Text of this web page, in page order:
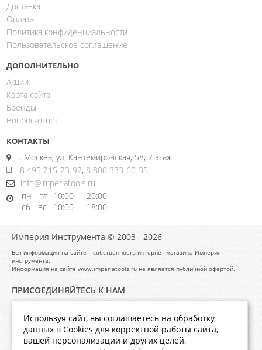
Доставка
Оплата
Политика конфиденциальности
Пользовательское соглашение
ДОПОЛНИТЕЛЬНО
Акции
Карта сайта
Бренды
Вопрос-ответ
КОНТАКТЫ
г. Москва, ул. Кантемировская, 58, 2 этаж
8 495 215-23-92, 8 800 333-60-35
info@imperiatools.ru
пн - пт 10:00 — 20:00
сб - вс
10:00 — 18:00
Империя Инструмента © 2003 - 2026
Вся информация на сайте – собственность интернет-магазина Империя
инструмента.
Информация на сайте www.imperiatools.ru не является публичной офертой.
ПРИСОЕДИНЯЙТЕСЬ К НАМ
Используя сайт, вы соглашаетесь на обработку
данных в Cookies для корректной работы сайта,
вашей персонализации и других целей,